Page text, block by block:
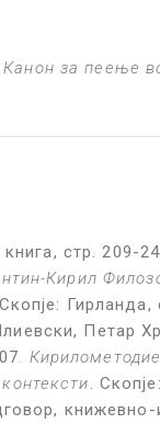
за пеење
стр. 209-
Кирил
Скопје: Гирланда,
Петар
.
.